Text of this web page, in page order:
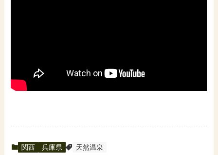
関西 兵庫県 天然温泉